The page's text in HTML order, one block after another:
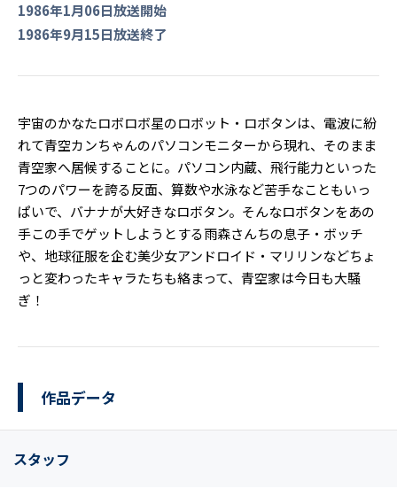
1986年1月06日放送開始
1986年9月15日放送終了
宇宙のかなたロボロボ星のロボット・ロボタンは、電波に紛
れて青空カンちゃんのパソコンモニターから現れ、そのまま
青空家へ居候することに。パソコン内蔵、飛行能力といった
7つのパワーを誇る反面、算数や水泳など苦手なこともいっ
ぱいで、バナナが大好きなロボタン。そんなロボタンをあの
手この手でゲットしようとする雨森さんちの息子・ボッチ
や、地球征服を企む美少女アンドロイド・マリリンなどちょ
っと変わったキャラたちも絡まって、青空家は今日も大騒
ぎ！
作品データ
スタッフ